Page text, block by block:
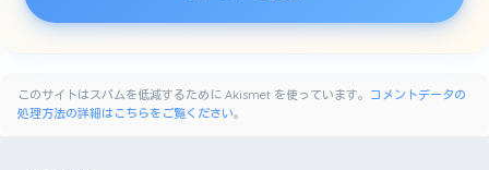
このサイトはスパムを低減するために Akismet を使っています。 コメントデータの
処理方法の詳細はこちらをご覧ください。